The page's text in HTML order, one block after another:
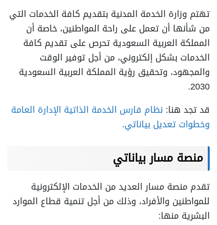
تهتم وزارة الخدمة المدنية بتقديم كافة الخدمات التي
من شأنها أن تعمل على راحة المواطنين، خاصة أن
المملكة العربية السعودية تحرص على تقديم كافة
الخدمات بشكل إلكتروني، من أجل توفير الوقت
والمجهود، وتحقيق رؤية المملكة العربية السعودية
2030.
قد تجد هنا: نظام فارس الخدمة الذاتية الإدارة العامة
وخطوات تعديل بياناتي.
منصة مسار بياناتي
تقدم منصة مسار العديد من الخدمات الإلكترونية
للمواطنين والأفراد، وذلك من أجل تنمية قطاع الموارد
البشرية منها: